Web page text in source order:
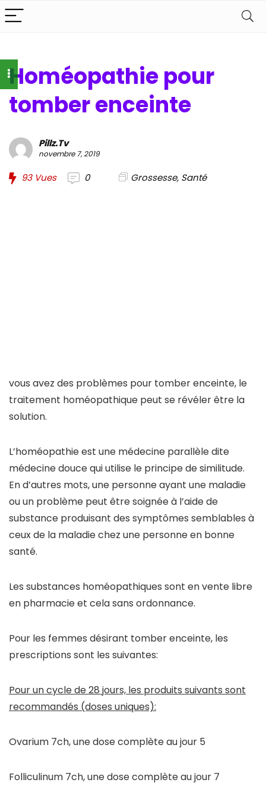
Homéopathie pour
tomber enceinte
Pillz.Tv
novembre 7, 2019
93Vues 0 Grossesse, Santé
vous avez des problèmes pour tomber enceinte, le
traitement homéopathique peut se révéler être la
solution.
L’homéopathie est une médecine parallèle dite
médecine douce qui utilise le principe de similitude.
En d’autres mots, une personne ayant une maladie
ou un problème peut être soignée à l’aide de
substance produisant des symptômes semblables à
ceux de la maladie chez une personne en bonne
santé.
Les substances homéopathiques sont en vente libre
en pharmacie et cela sans ordonnance.
Pour les femmes désirant tomber enceinte, les
prescriptions sont les suivantes:
Pour un cycle de 28 jours, les produits suivants sont
recommandés (doses uniques):
Ovarium 7ch, une dose complète au jour 5
Folliculinum 7ch, une dose complète au jour 7